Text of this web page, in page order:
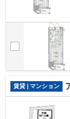
賃貸 | マンション